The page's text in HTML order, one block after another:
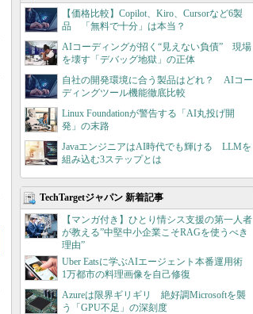
【価格比較】Copilot、Kiro、Cursorなど6製
品 「無料で十分」は本当？
AIコーディングが招く“見えない負債” 現場
を壊す「デバッグ地獄」の正体
自社の開発環境に合う製品はどれ？ AIコー
ディングツール機能徹底比較
Linux Foundationが警告する「AI丸投げ開
発」の末路
JavaエンジニアはAI時代でも輝ける LLMを
組み込む3ステップとは
TechTargetジャパン 新着記事
【マンガ付き】ひとり情シス支援の第一人者
が教える”中堅中小企業こそRAGを使うべき
理由”
Uber Eatsに学ぶAIエージェント本番運用術
1万都市の料理画像を自己修復
Azureは限界ギリギリ 絶好調Microsoftを襲
う「GPU不足」の深刻度